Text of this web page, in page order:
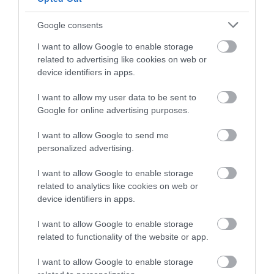
Google consents
I want to allow Google to enable storage
related to advertising like cookies on web or
device identifiers in apps.
I want to allow my user data to be sent to
Google for online advertising purposes.
I want to allow Google to send me
personalized advertising.
I want to allow Google to enable storage
related to analytics like cookies on web or
device identifiers in apps.
I want to allow Google to enable storage
related to functionality of the website or app.
I want to allow Google to enable storage
Himalája egyik legcsodálatosabb, ám gyakran
politikai konfliktusoktól tépázott régiójának
történetében.
Természeti szépségek és tájak
1. Dal-tó (Dal Lake) – Srinagar
A „Kelet Velencéjeként” is emlegetett Srinagar fő
látványossága, híres a színes házhajókról
tükröződései, a lebegő piacok és a hegyekkel
körbevett panoráma lenyűgöző élményt nyújtanak.
2. Gulmarg
Egész évben népszerű üdülőhely: télen India legjobb
síparadicsoma, nyáron pedig túrázók, virágmezők és a